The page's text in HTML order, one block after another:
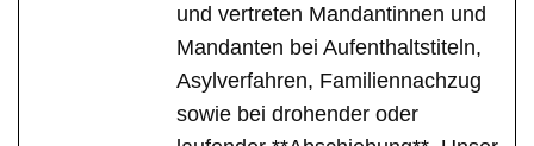
und vertreten Mandantinnen und
Mandanten bei Aufenthaltstiteln,
Asylverfahren, Familiennachzug
sowie bei drohender oder